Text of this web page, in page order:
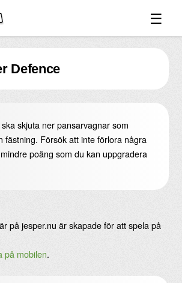
☰
Defence
ska skjuta ner pansarvagnar som
fästning. Försök att inte förlora några
poäng som du kan uppgradera
på jesper.nu är skapade för att spela på
på mobilen.